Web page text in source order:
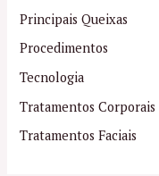
Principais Queixas
Procedimentos
Tecnologia
Tratamentos Corporais
Tratamentos Faciais